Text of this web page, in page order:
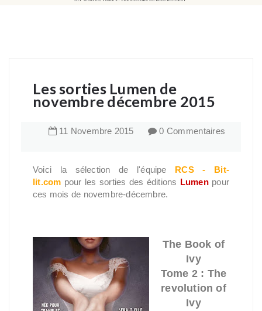
Les sorties Lumen de
novembre décembre 2015
11 Novembre 2015 0 Commentaires
Voici la sélection de l'équipe RCS - Bit-
lit.com pour les sorties des éditions Lumen pour
ces mois de novembre-décembre.
The Book of
Ivy
Tome 2 : The
revolution of
Ivy